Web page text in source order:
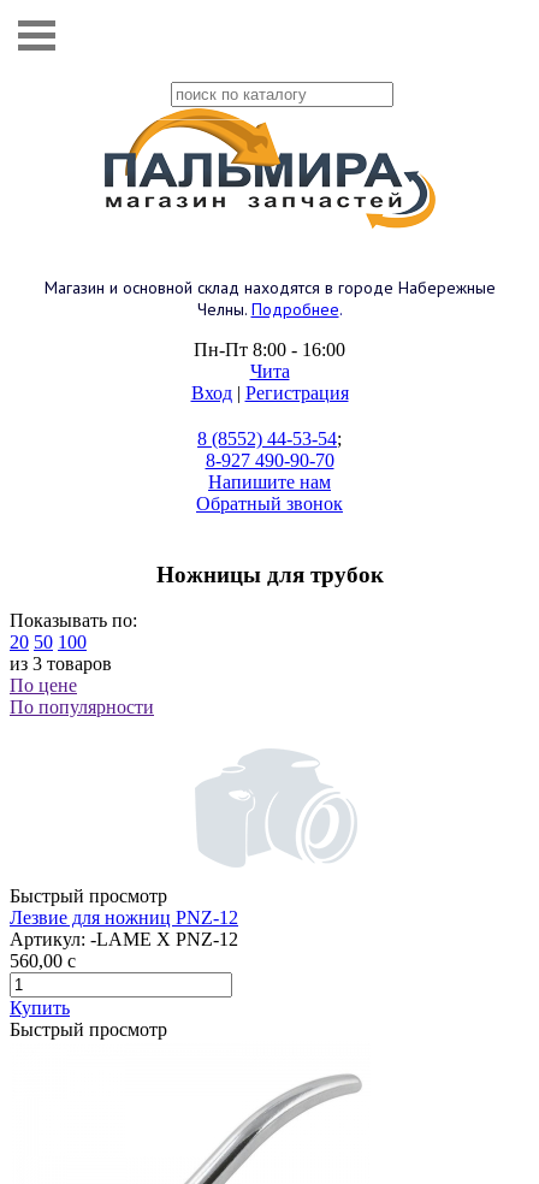
Магазин и основной склад находятся в городе Набережные
Челны. Подробнее.
Пн-Пт 8:00 - 16:00
Чита
Вход| Регистрация
8 (8552) 44-53-54;
8-927 490-90-70
Напишите нам
Обратный звонок
Ножницы для трубок
Показывать по:
20 50 100
из 3 товаров
По цене
По популярности
Быстрый просмотр
Лезвие для ножниц PNZ-12
Артикул: -LAME X PNZ-12
560,00 c
Купить
Быстрый просмотр